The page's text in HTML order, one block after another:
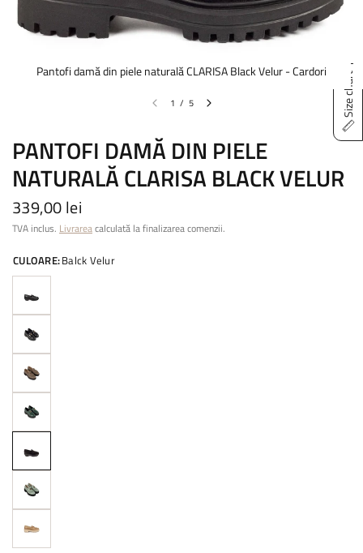
Pantofi damă din piele naturală CLARISA Black Velur - Cardori
1 / 5
PANTOFI DAMĂ DIN PIELE
NATURALĂ CLARISA BLACK VELUR
339,00 lei
TVA inclus. Livrareacalculată la finalizarea comenzii.
CULOARE:Balck Velur
Size chart